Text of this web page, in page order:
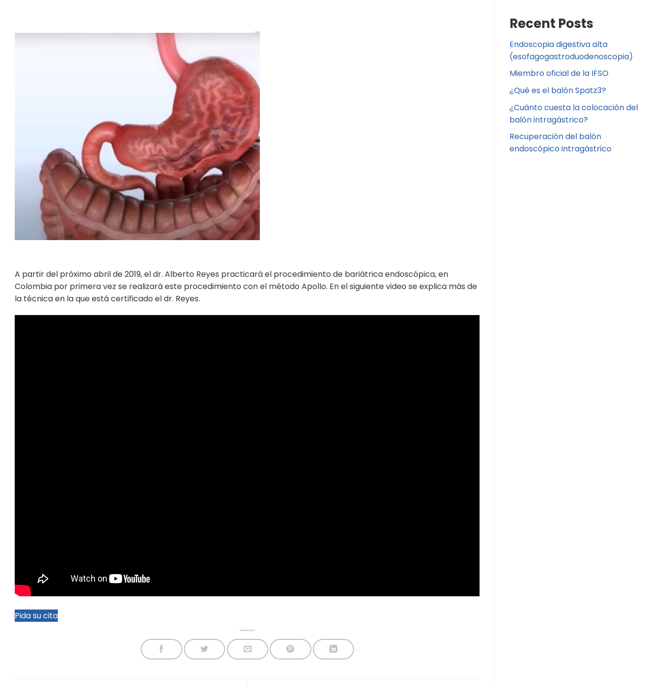
A partir del próximo abril de 2019, el dr. Alberto Reyes practicará el procedimiento de bariátrica endoscópica, en
Colombia por primera vez se realizará este procedimiento con el método Apollo. En el siguiente video se explica más de
la técnica en la que está certificado el dr. Reyes.
Pida su cita
Recent Posts
Endoscopia digestiva alta
(esofagogastroduodenoscopia)
Miembro oficial de la IFSO
¿Qué es el balón Spatz3?
¿Cuánto cuesta la colocación del
balón intragástrico?
Recuperación del balón
endoscópico intragástrico